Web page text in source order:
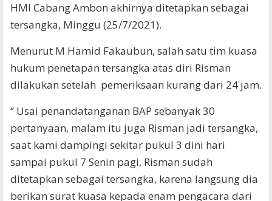
HMI Cabang Ambon akhirnya ditetapkan sebagai
tersangka, Minggu (25/7/2021).
Menurut M Hamid Fakaubun, salah satu tim kuasa
hukum penetapan tersangka atas diri Risman
dilakukan setelah pemeriksaan kurang dari 24 jam.
‘’ Usai penandatanganan BAP sebanyak 30
pertanyaan, malam itu juga Risman jadi tersangka,
saat kami dampingi sekitar pukul 3 dini hari
sampai pukul 7 Senin pagi, Risman sudah
ditetapkan sebagai tersangka, karena langsung dia
berikan surat kuasa kepada enam pengacara dari